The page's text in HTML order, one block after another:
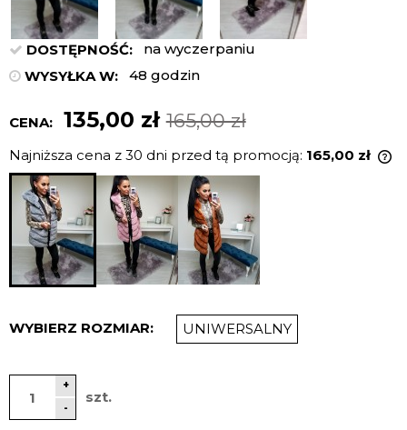
DOSTĘPNOŚĆ:
na wyczerpaniu
WYSYŁKA W:
48 godzin
CENA: 135,00 zł 165,00 zł
Najniższa cena z 30 dni przed tą promocją: 165,00 zł
WYBIERZ ROZMIAR: UNIWERSALNY
+
-
szt.